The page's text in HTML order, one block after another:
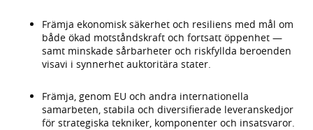
Främja ekonomisk säkerhet och resiliens med mål om
både ökad motståndskraft och fortsatt öppenhet —
samt minskade sårbarheter och riskfyllda beroenden
visavi i synnerhet auktoritära stater.
Främja, genom EU och andra internationella
samarbeten, stabila och diversifierade leveranskedjor
för strategiska tekniker, komponenter och insatsvaror.